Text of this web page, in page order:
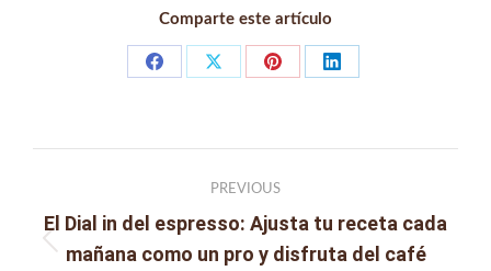
Comparte este artículo
Share
Share
Share
Share
navigation
PREVIOUS
Previous
El Dial in del espresso: Ajusta tu receta cada
mañana como un pro y disfruta del café